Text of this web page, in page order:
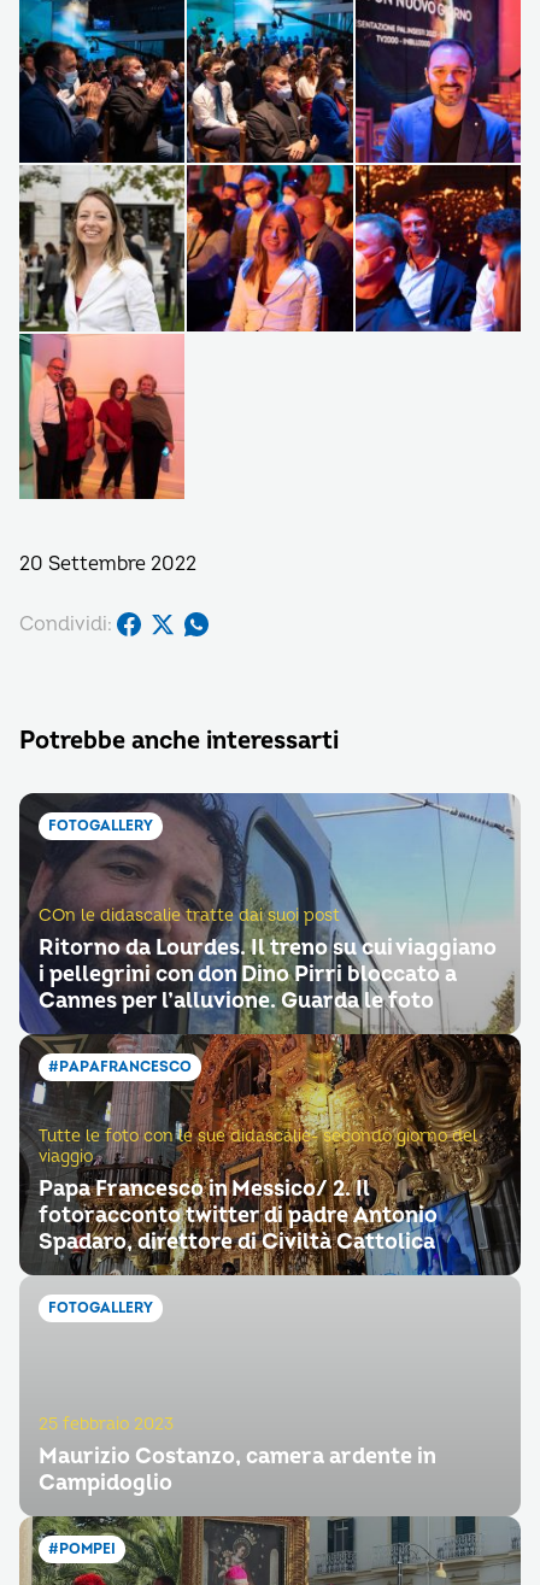
20 Settembre 2022
Condividi:
Potrebbe anche interessarti
FOTOGALLERY
COn le didascalie tratte dai suoi post
Ritorno da Lourdes. Il treno su cui viaggiano
i pellegrini con don Dino Pirri bloccato a
Cannes per l’alluvione. Guarda le foto
#PAPAFRANCESCO
Tutte le foto con le sue didascalie- secondo giorno del
viaggio
Papa Francesco in Messico/ 2. Il
fotoracconto twitter di padre Antonio
Spadaro, direttore di Civiltà Cattolica
FOTOGALLERY
25 febbraio 2023
Maurizio Costanzo, camera ardente in
Campidoglio
#POMPEI